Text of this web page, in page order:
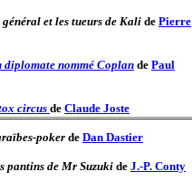
général et les tueurs de Kali de Pierre
diplomate nommé Coplan de Paul
circusde Claude Joste
poker de Dan Dastier
pantins de Mr Suzuki de J.-P. Conty